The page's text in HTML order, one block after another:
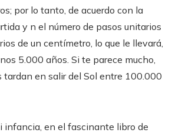
por lo tanto, de acuerdo con la
y n el número de pasos unitarios
de un centímetro, lo que le llevará,
5.000 años. Si te parece mucho,
tardan en salir del Sol entre 100.000
infancia, en el fascinante libro de